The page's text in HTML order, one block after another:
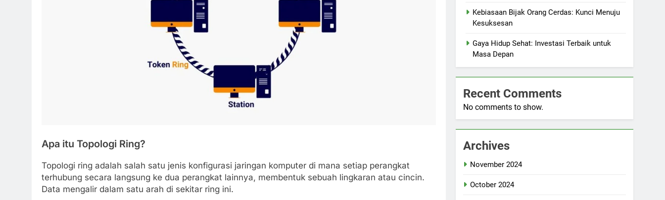
Apa itu Topologi Ring?
Topologi ring adalah salah satu jenis konfigurasi jaringan komputer di mana setiap perangkat
terhubung secara langsung ke dua perangkat lainnya, membentuk sebuah lingkaran atau cincin.
Data mengalir dalam satu arah di sekitar ring ini.
Kebiasaan Bijak Orang Cerdas: Kunci Menuju
Kesuksesan
Gaya Hidup Sehat: Investasi Terbaik untuk
Masa Depan
Recent Comments
No comments to show.
Archives
November 2024
October 2024